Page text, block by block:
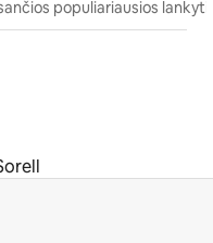
populiariausios